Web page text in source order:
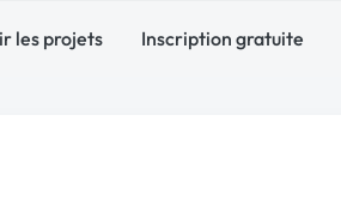
les projets Inscription gratuite